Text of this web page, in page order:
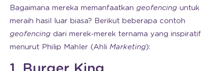
Bagaimana mereka memanfaatkan geofencing untuk
meraih hasil luar biasa? Berikut beberapa contoh
geofencing dari merek-merek ternama yang inspiratif
menurut Philip Mahler (Ahli Marketing):